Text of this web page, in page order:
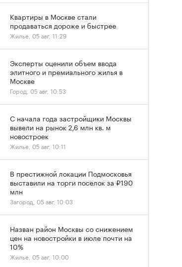
Квартиры в Москве стали
продаваться дороже и быстрее
Жилье, 05 авг, 11:29
Эксперты оценили объем ввода
элитного и премиального жилья в
Москве
Город, 05 авг, 10:53
С начала года застройщики Москвы
вывели на рынок 2,6 млн кв. м
новостроек
Жилье, 05 авг, 10:11
В престижной локации Подмосковья
выставили на торги поселок за ₽190
млн
Загород, 05 авг, 10:03
Назван район Москвы со снижением
цен на новостройки в июле почти на
10%
Жилье, 05 авг, 10:00